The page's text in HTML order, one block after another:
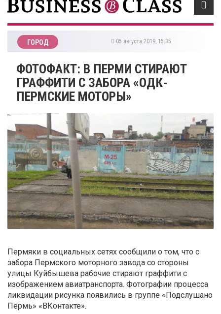
ГОРОД 05 августа 2019, 15:35
​ФОТОФАКТ: В ПЕРМИ СТИРАЮТ
ГРАФФИТИ С ЗАБОРА «ОДК-
ПЕРМСКИЕ МОТОРЫ»
Пермяки в социальных сетях сообщили о том, что с
забора Пермского моторного завода со стороны
улицы Куйбышева рабочие стирают граффити с
изображением авиатранспорта. Фотографии процесса
ликвидации рисунка появились в группе «Подслушано
Пермь» «ВКонтакте».